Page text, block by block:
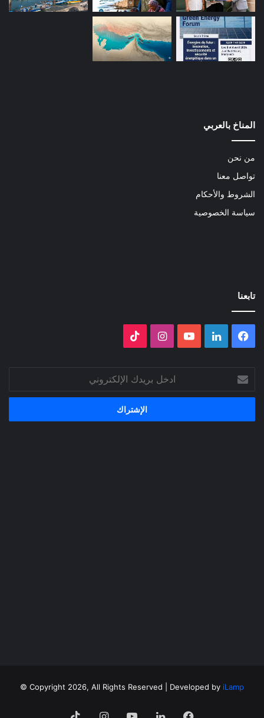
المناخ بالعربي
من نحن
تواصل معنا
الشروط والأحكام
سياسة الخصوصية
تابعنا
فيسبوك لينكدإن ‫YouTubeانستقرام
بريدك
الإلكتروني
Copyright 2026, All Rights Reserved | Developed by iLamp
©